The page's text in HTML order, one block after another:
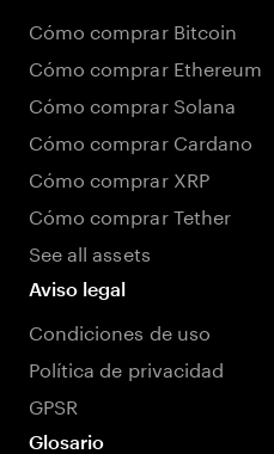
Cómo comprar Bitcoin
Cómo comprar Ethereum
Cómo comprar Solana
Cómo comprar Cardano
Cómo comprar XRP
Cómo comprar Tether
See all assets
Aviso legal
Condiciones de uso
Política de privacidad
GPSR
Glosario